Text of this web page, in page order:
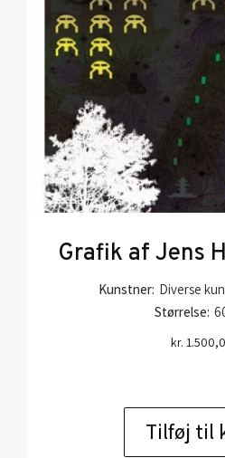
Grafik af Jens
Kunstner: Diverse
Størrelse:
kr.
Tilføj til